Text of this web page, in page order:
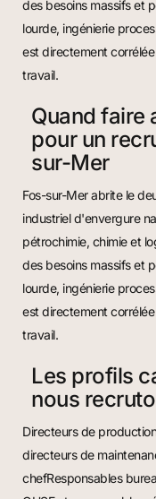
des besoins massifs et
lourde, ingénierie
est directement
travail.
Quand faire
pour un
sur-Mer
Fos-sur-Mer abrite le
industriel d'envergure
pétrochimie, chimie et
des besoins massifs et
lourde, ingénierie
est directement
travail.
Les profils
nous
Directeurs de
directeurs de
chefResponsables